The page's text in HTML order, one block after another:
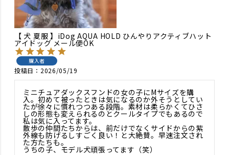
【 犬 夏服 】iDog AQUA HOLD ひんやりアクティブハット
アイドッグ メール便OK
購入者
投稿日 2026/05/19
ミニチュアダックスフンドの女の子にMサイズを購
入。初めて被ったときは気になるのか外そうとしてい
たが徐々に慣れつつある段階。素材は柔らかくてひさ
しの形態も変えられるのとクールタイプでもあるので
私は気に入ってます。
散歩の仲間たちからは、前だけでなくサイドからの紫
外線も防げるしすごく良い！と大絶賛。早速注文され
た方たちも。
うちの子、モデル犬頑張ってます（笑）